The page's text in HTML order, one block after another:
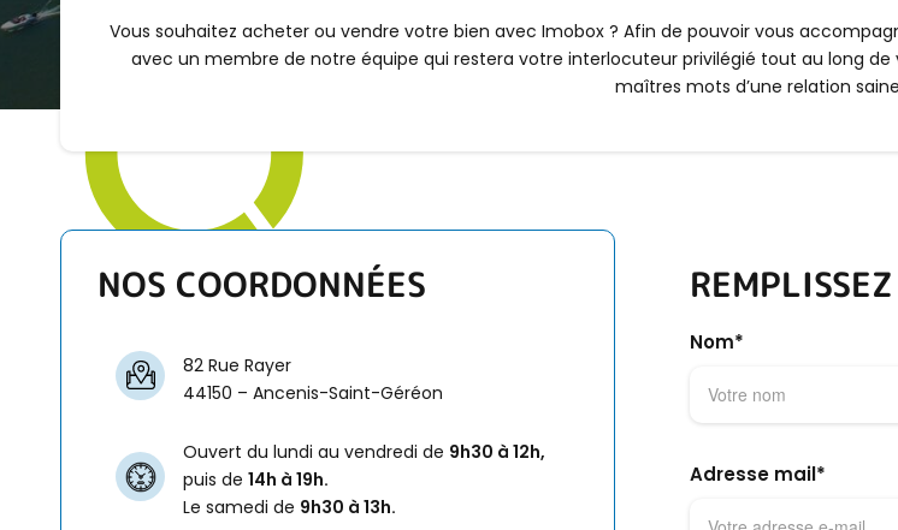
Vous souhaitez acheter ou vendre votre bien avec Imobox ? Afin de pouvoir vous
avec un membre de notre équipe qui restera votre interlocuteur privilégié tout au long
maîtres mots d’une relation
NOS COORDONNÉES
82 Rue Rayer
44150 – Ancenis-Saint-Géréon
Ouvert du lundi au vendredi de 9h30 à 12h,
puis de 14h à 19h.
Le samedi de 9h30 à 13h.
Nom*
Adresse mail*